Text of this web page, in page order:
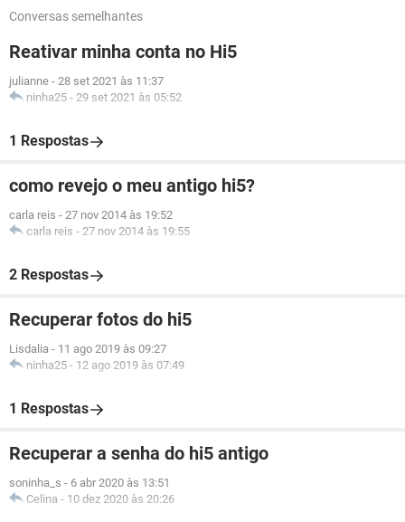
Conversas semelhantes
Reativar minha conta no Hi5
julianne - 28 set 2021 às 11:37
ninha25 - 29 set 2021 às 05:52
1 Respostas
como revejo o meu antigo hi5?
carla reis - 27 nov 2014 às 19:52
carla reis - 27 nov 2014 às 19:55
2 Respostas
Recuperar fotos do hi5
Lisdalia - 11 ago 2019 às 09:27
ninha25 - 12 ago 2019 às 07:49
1 Respostas
Recuperar a senha do hi5 antigo
soninha_s - 6 abr 2020 às 13:51
Celina - 10 dez 2020 às 20:26